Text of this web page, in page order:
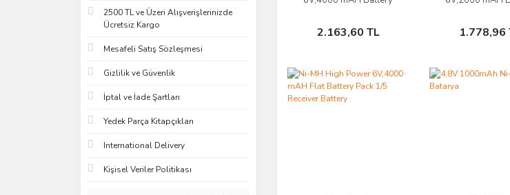
2500 TL ve Üzeri Alışverişlerinizde
Ücretsiz Kargo
Mesafeli Satış Sözleşmesi
Gizlilik ve Güvenlik
İptal ve İade Şartları
Yedek Parça Kitapçıkları
International Delivery
Kişisel Veriler Politikası
2.163,60 TL
Sepete Ekle 1.778,96
Sepete